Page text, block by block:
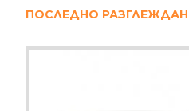
ПОСЛЕДНО